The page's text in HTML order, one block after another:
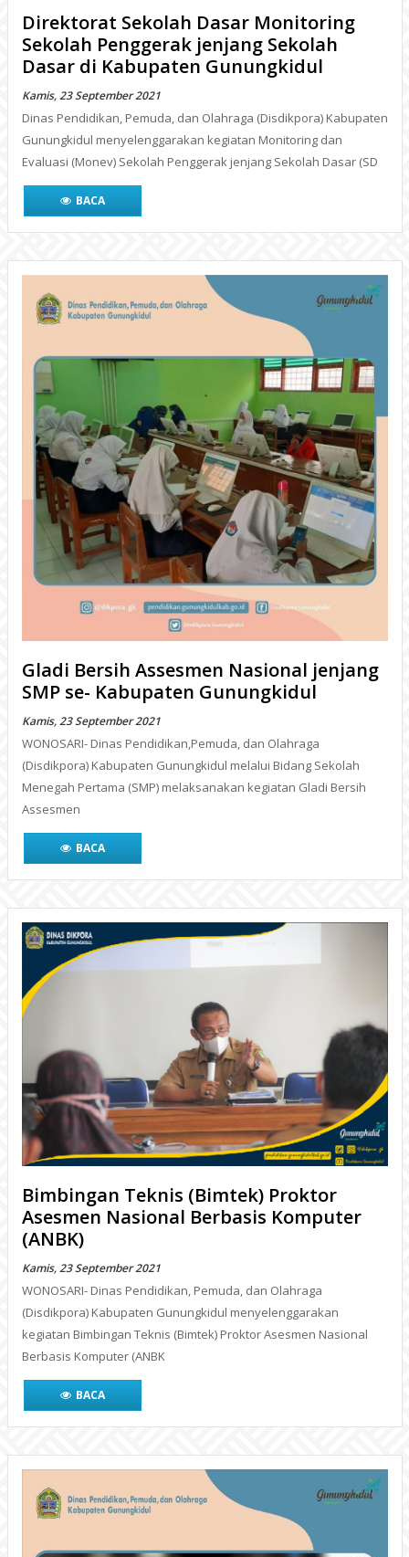
Direktorat Sekolah Dasar Monitoring
Sekolah Penggerak jenjang Sekolah
Dasar di Kabupaten Gunungkidul
Kamis, 23 September 2021
Dinas Pendidikan, Pemuda, dan Olahraga (Disdikpora) Kabupaten
Gunungkidul menyelenggarakan kegiatan Monitoring dan
Evaluasi (Monev) Sekolah Penggerak jenjang Sekolah Dasar (SD
BACA
Gladi Bersih Assesmen Nasional jenjang
SMP se- Kabupaten Gunungkidul
Kamis, 23 September 2021
WONOSARI- Dinas Pendidikan,Pemuda, dan Olahraga
(Disdikpora) Kabupaten Gunungkidul melalui Bidang Sekolah
Menegah Pertama (SMP) melaksanakan kegiatan Gladi Bersih
Assesmen
BACA
Bimbingan Teknis (Bimtek) Proktor
Asesmen Nasional Berbasis Komputer
(ANBK)
Kamis, 23 September 2021
WONOSARI- Dinas Pendidikan, Pemuda, dan Olahraga
(Disdikpora) Kabupaten Gunungkidul menyelenggarakan
kegiatan Bimbingan Teknis (Bimtek) Proktor Asesmen Nasional
Berbasis Komputer (ANBK
BACA